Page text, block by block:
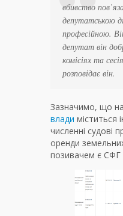
вбивство
депутатською
професійною.
депутат він
комісіях та
розповідає він.
Зазначимо, що на
влади міститься
численні судові
оренди
позивачем є СФГ